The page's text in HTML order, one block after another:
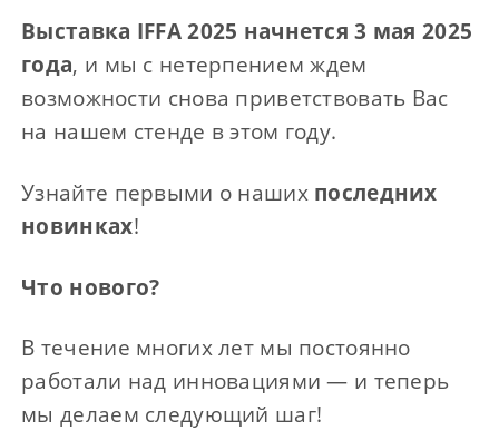
Выставка IFFA 2025 начнется 3 мая 2025
года, и мы с нетерпением ждем
возможности снова приветствовать Вас
на нашем стенде в этом году.
Узнайте первыми о наших последних
новинках!
Что нового?
В течение многих лет мы постоянно
работали над инновациями — и теперь
мы делаем следующий шаг!